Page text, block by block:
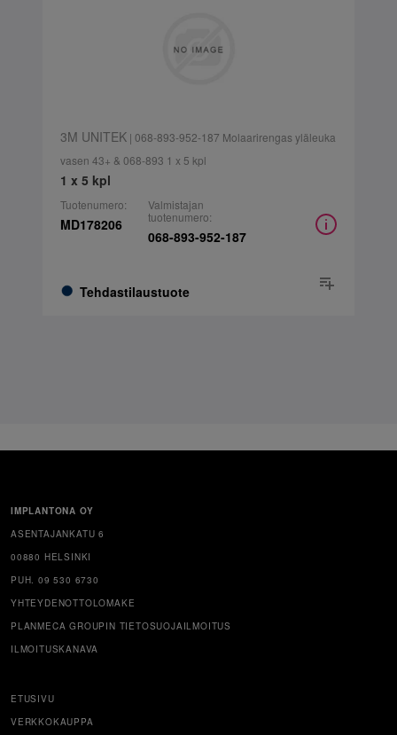
3M UNITEK| 068-893-952-187 Molaarirengas yläleuka
vasen 43+ & 068-893 1 x 5 kpl
1 x 5 kpl
Tuotenumero:
MD178206
Tehdastilaustuote
Valmistajan
tuotenumero:
068-893-952-187
IMPLANTONA OY
ASENTAJANKATU 6
00880 HELSINKI
PUH. 09 530 6730
YHTEYDENOTTOLOMAKE
PLANMECA GROUPIN TIETOSUOJAILMOITUS
ILMOITUSKANAVA
ETUSIVU
VERKKOKAUPPA